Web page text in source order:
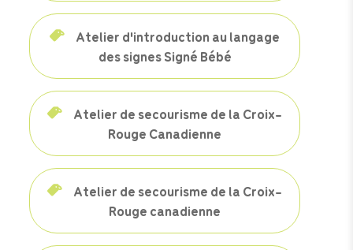
Atelier d'introduction au langage
des signes Signé Bébé
Atelier de secourisme de la Croix-
Rouge Canadienne
Atelier de secourisme de la Croix-
Rouge canadienne